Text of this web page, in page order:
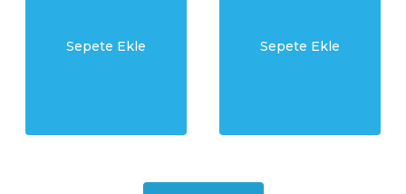
Sepete Ekle Sepete Ekle